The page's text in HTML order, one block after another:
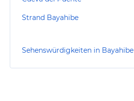
Strand Bayahibe
Sehenswürdigkeiten in Bayahibe